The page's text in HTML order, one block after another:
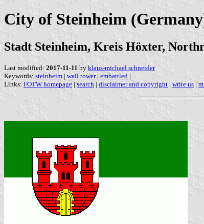
City of Steinheim
Stadt Steinheim, Kreis Höxter,
Last modified: 2017-11-11 by klaus-michael schneider
Keywords: steinheim | wall.tower| embattled |
Links: FOTW homepage | search | disclaimer and copyright | write us |